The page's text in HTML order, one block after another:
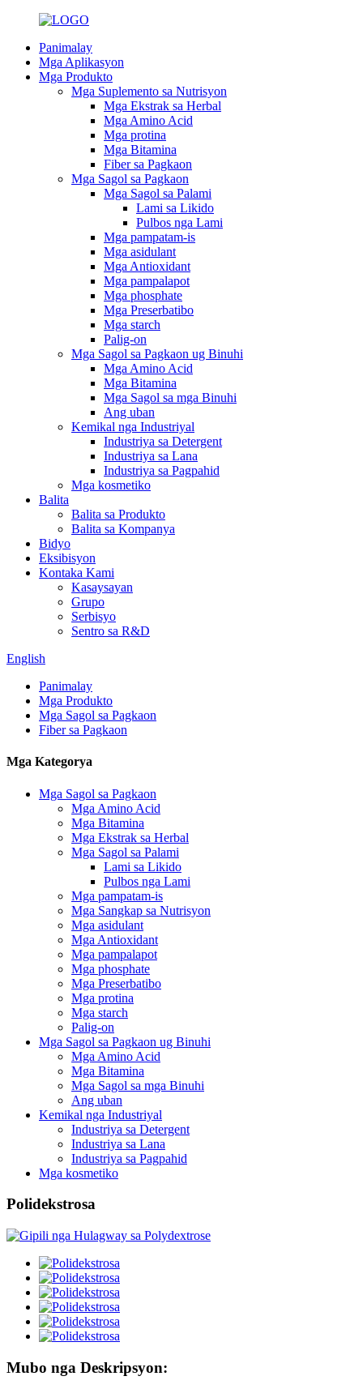
Panimalay
Mga Aplikasyon
Mga Produkto
Mga Suplemento sa Nutrisyon
Mga Ekstrak sa Herbal
Mga Amino Acid
Mga protina
Mga Bitamina
Fiber sa Pagkaon
Mga Sagol sa Pagkaon
Mga Sagol sa Palami
Lami sa Likido
Pulbos nga Lami
Mga pampatam-is
Mga asidulant
Mga Antioxidant
Mga pampalapot
Mga phosphate
Mga Preserbatibo
Mga starch
Palig-on
Mga Sagol sa Pagkaon ug Binuhi
Mga Amino Acid
Mga Bitamina
Mga Sagol sa mga Binuhi
Ang uban
Kemikal nga Industriyal
Industriya sa Detergent
Industriya sa Lana
Industriya sa Pagpahid
Mga kosmetiko
Balita
Balita sa Produkto
Balita sa Kompanya
Bidyo
Eksibisyon
Kontaka Kami
Kasaysayan
Grupo
Serbisyo
Sentro sa R&D
English
Panimalay
Mga Produkto
Mga Sagol sa Pagkaon
Fiber sa Pagkaon
Mga Kategorya
Mga Sagol sa Pagkaon
Mga Amino Acid
Mga Bitamina
Mga Ekstrak sa Herbal
Mga Sagol sa Palami
Lami sa Likido
Pulbos nga Lami
Mga pampatam-is
Mga Sangkap sa Nutrisyon
Mga asidulant
Mga Antioxidant
Mga pampalapot
Mga phosphate
Mga Preserbatibo
Mga protina
Mga starch
Palig-on
Mga Sagol sa Pagkaon ug Binuhi
Mga Amino Acid
Mga Bitamina
Mga Sagol sa mga Binuhi
Ang uban
Kemikal nga Industriyal
Industriya sa Detergent
Industriya sa Lana
Industriya sa Pagpahid
Mga kosmetiko
Polidekstrosa
Mubo nga Deskripsyon: